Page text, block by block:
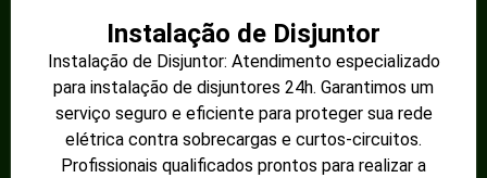
Instalação de Disjuntor
Instalação de Disjuntor: Atendimento especializado
para instalação de disjuntores 24h. Garantimos um
serviço seguro e eficiente para proteger sua rede
elétrica contra sobrecargas e curtos-circuitos.
Profissionais qualificados prontos para realizar a